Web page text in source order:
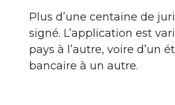
Plus d’une centaine de
signé. L’application est
pays à l’autre, voire d’un
bancaire à un autre.